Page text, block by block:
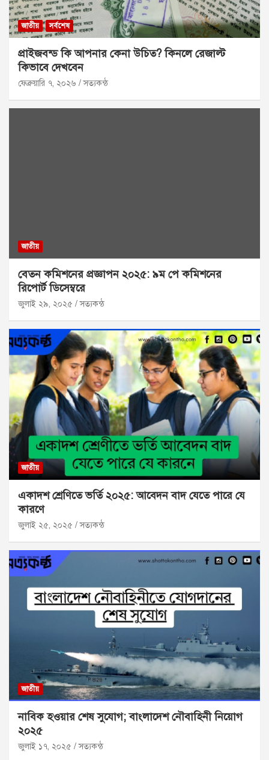
জাতীয় সর্বশেষ
প্রাইজবন্ড কি আপনার কেনা উচিত? কিনলে রেজাল্ট
কিভাবে দেখবেন
ফেব্রুয়ারি ৭, ২০২৬ সত্যকন্ঠ
জাতীয়
বেতন কমিশনের প্রজ্ঞাপন ২০২৫: ৯ম পে কমিশনের
রিপোর্ট ডিসেম্বরে
জুলাই ২৯, ২০২৫ সত্যকন্ঠ
জাতীয়
একাদশ শ্রেণিতে ভর্তি ২০২৫: আবেদন বাদ যেতে পারে যে
কারণে
জুলাই ২৫, ২০২৫ সত্যকন্ঠ
জাতীয়
নাবিক হওয়ার শেষ সুযোগ; বাংলাদেশ নৌবাহিনী নিয়োগ
২০২৫
জুলাই ১৭, ২০২৫ সত্যকন্ঠ